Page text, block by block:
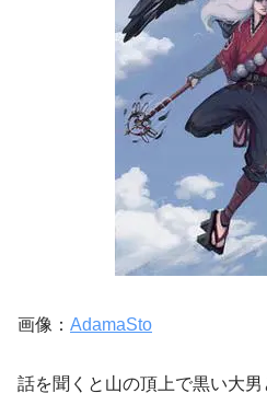
画像： AdamaSto
話を聞くと山の頂上で黒い大